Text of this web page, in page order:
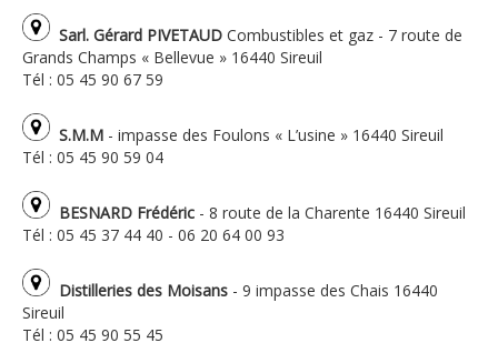
Sarl. Gérard PIVETAUD Combustibles et gaz - 7 route de
Grands Champs « Bellevue » 16440 Sireuil
Tél : 05 45 90 67 59
S.M.M - impasse des Foulons « L’usine » 16440 Sireuil
Tél : 05 45 90 59 04
BESNARD Frédéric - 8 route de la Charente 16440 Sireuil
Tél : 05 45 37 44 40 - 06 20 64 00 93
Distilleries des Moisans - 9 impasse des Chais 16440
Sireuil
Tél : 05 45 90 55 45